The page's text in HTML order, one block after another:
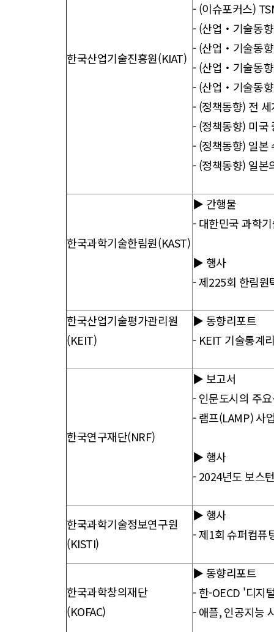
한국산업기술진흥원(KIAT)
-(이슈포커스)
-(산업‧기술동향
-(산업‧기술동
-(산업‧기술동
-(산업‧기술동
-(정책동향) 전
-(정책동향) 미국
-(정책동향) 일본
-(정책동향) 일본
한국과학기술한림원(KAST)
▶ 간행물
-대한민국 과학
▶ 행사
-제225회 한림
한국산업기술평가관리원
(KEIT)
▶ 동향리포트
- KEIT 기술통계
한국연구재단(NRF)
▶ 보고서
-인문도시의 주
-램프(LAMP) 사
▶ 행사
- 2024년도 보스
한국과학기술정보연구원
(KISTI)
▶ 행사
- 제1회 슈퍼컴퓨
한국과학창의재단
(KOFAC)
▶ 동향리포트
-한-OECD '디지
-애플, 인공지능